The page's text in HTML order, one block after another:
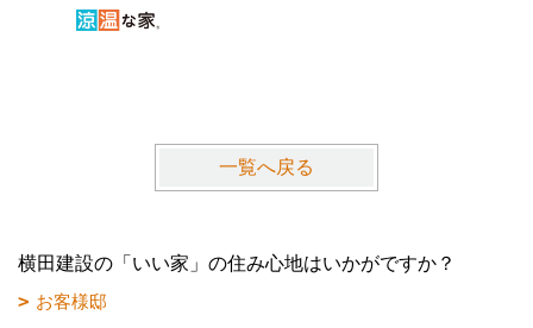
一覧へ戻る
横田建設の「いい家」の住み心地はいかがですか？
お客様邸